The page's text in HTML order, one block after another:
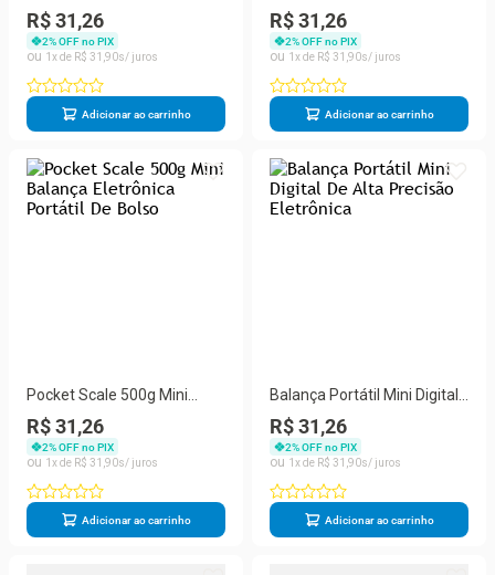
Precisão Pocket Scal 0.1g-
500g
R$ 31,26
2% OFF no PIX
1
R$ 31 90
Adicionar ao carrinho
Balança Eletrônica Portátil
De Bolso
R$ 31,26
2% OFF no PIX
1
R$ 31 90
Adicionar ao carrinho
Pocket Scale 500g Mini
Balança Eletrônica Portátil
De Bolso
R$ 31,26
2% OFF no PIX
1
R$ 31 90
Adicionar ao carrinho
Balança Portátil Mini Digital
De Alta Precisão Eletrônica
R$ 31,26
2% OFF no PIX
1
R$ 31 90
Adicionar ao carrinho